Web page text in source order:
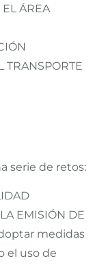
ÁREA
TRANSPORTE
serie de retos:
EMISIÓN DE
medidas
el uso de